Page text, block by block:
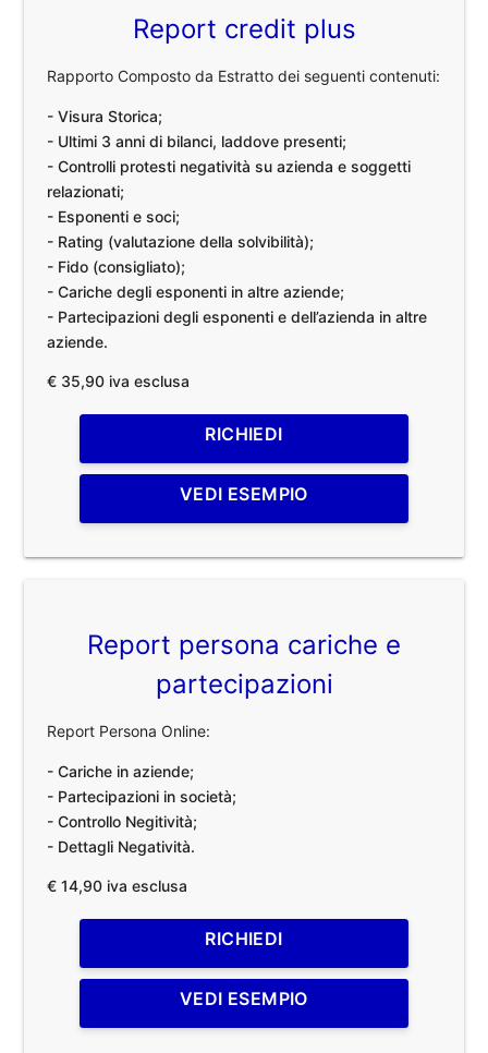
Report credit plus
Rapporto Composto da Estratto dei seguenti contenuti:
- Visura Storica;
- Ultimi 3 anni di bilanci, laddove presenti;
- Controlli protesti negatività su azienda e soggetti
relazionati;
- Esponenti e soci;
- Rating (valutazione della solvibilità);
- Fido (consigliato);
- Cariche degli esponenti in altre aziende;
- Partecipazioni degli esponenti e dell’azienda in altre
aziende.
€ 35,90 iva esclusa
RICHIEDI
VEDI ESEMPIO
Report persona cariche e
partecipazioni
Report Persona Online:
- Cariche in aziende;
- Partecipazioni in società;
- Controllo Negitività;
- Dettagli Negatività.
€ 14,90 iva esclusa
RICHIEDI
VEDI ESEMPIO